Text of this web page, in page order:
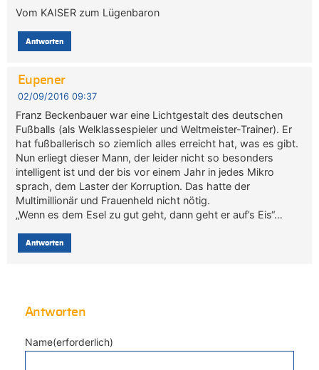
Vom KAISER zum Lügenbaron
Antworten
Eupener
02/09/2016 09:37
Franz Beckenbauer war eine Lichtgestalt des deutschen
Fußballs (als Welklassespieler und Weltmeister-Trainer). Er
hat fußballerisch so ziemlich alles erreicht hat, was es gibt.
Nun erliegt dieser Mann, der leider nicht so besonders
intelligent ist und der bis vor einem Jahr in jedes Mikro
sprach, dem Laster der Korruption. Das hatte der
Multimillionär und Frauenheld nicht nötig.
„Wenn es dem Esel zu gut geht, dann geht er auf’s Eis“…
Antworten
Antworten
Name(erforderlich)